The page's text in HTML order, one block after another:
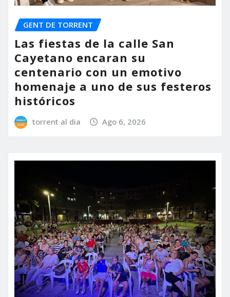
GENT DE TORRENT
Las fiestas de la calle San
Cayetano encaran su
centenario con un emotivo
homenaje a uno de sus festeros
históricos
torrent al dia Ago 6, 2026